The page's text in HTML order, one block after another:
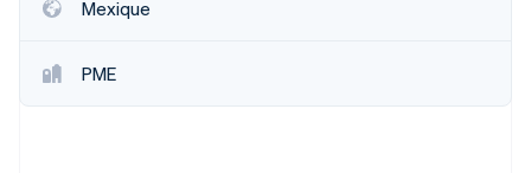
Découvrez les prochaines évolutions
Prévention de la fraude
Atlas
Écosystème
Mexique
PME